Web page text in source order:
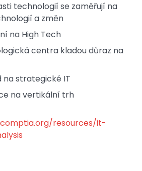
technologií se zaměřují na
a změn
na High Tech
centra kladou důraz na
na strategické IT
na vertikální trh
resources/it-